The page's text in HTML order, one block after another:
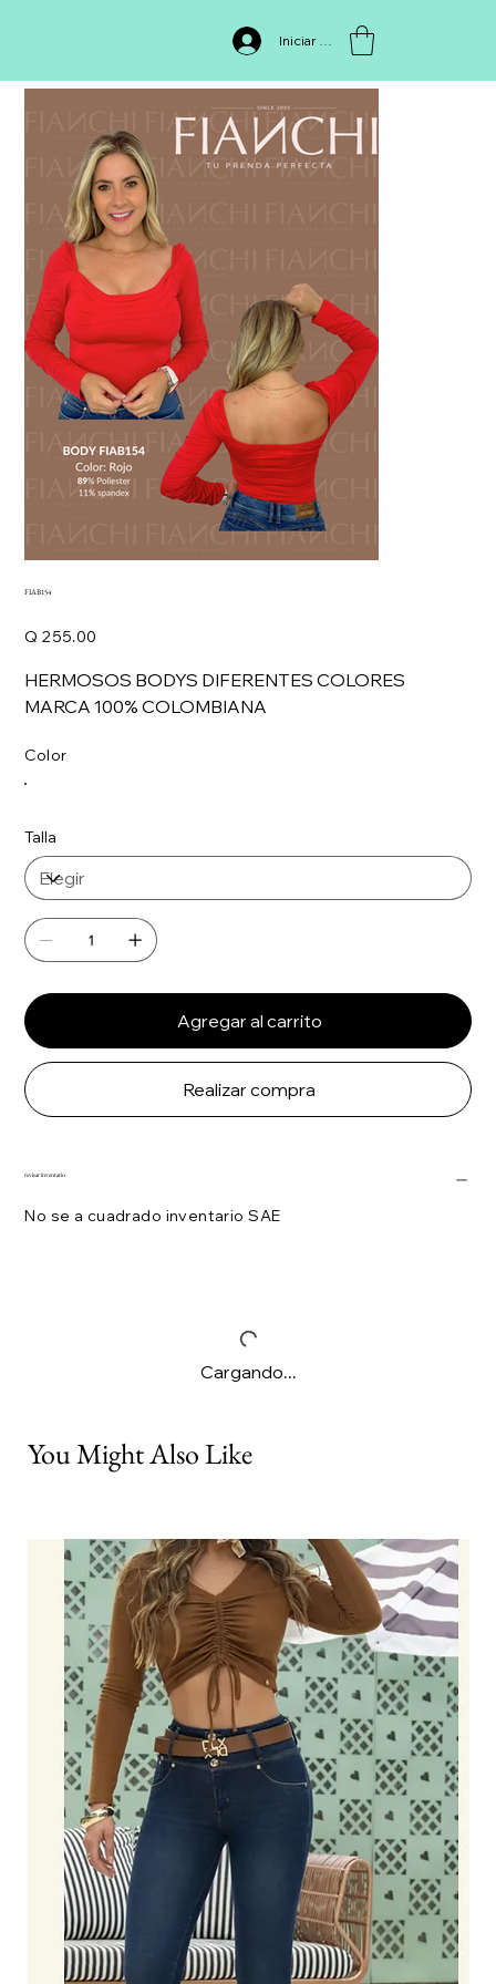
Iniciar sesión
FIAB154
Q 255.00
HERMOSOS BODYS DIFERENTES COLORES
MARCA 100% COLOMBIANA
Color
Talla
Agregar al carrito
Realizar compra
revisar inventario
No se a cuadrado inventario SAE
Cargando...
You Might Also Like